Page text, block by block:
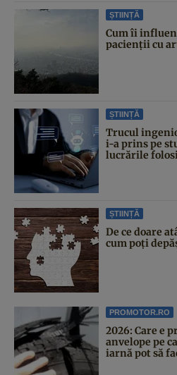
ȘTIINȚĂ
Cum îi
pacienții cu
ȘTIINȚĂ
Trucul
i-a prins pe
lucrările
ȘTIINȚĂ
De ce doare
cum poți
PROMOTOR.RO
2026: Care e
anvelope pe
iarnă pot să